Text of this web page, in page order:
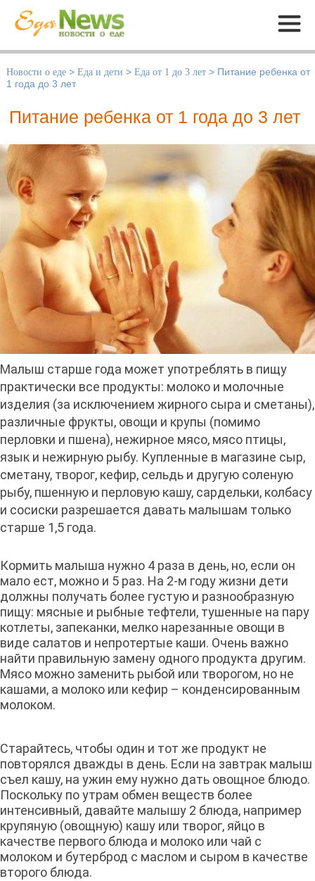
Меню
Новости о еде > Еда и дети > Еда от 1 до 3 лет > Питание ребенка от
1 года до 3 лет
Питание ребенка от 1 года до 3 лет
Малыш старше года может употреблять в пищу
практически все продукты: молоко и молочные
изделия (за исключением жирного сыра и сметаны),
различные фрукты, овощи и крупы (помимо
перловки и пшена), нежирное мясо, мясо птицы,
язык и нежирную рыбу. Купленные в магазине сыр,
сметану, творог, кефир, сельдь и другую соленую
рыбу, пшенную и перловую кашу, сардельки, колбасу
и сосиски разрешается давать малышам только
старше 1,5 года.
Кормить малыша нужно 4 раза в день, но, если он
мало ест, можно и 5 раз. На 2-м году жизни дети
должны получать более густую и разнообразную
пищу: мясные и рыбные тефтели, тушенные на пару
котлеты, запеканки, мелко нарезанные овощи в
виде салатов и непротертые каши. Очень важно
найти правильную замену одного продукта другим.
Мясо можно заменить рыбой или творогом, но не
кашами, а молоко или кефир – конденсированным
молоком.
Старайтесь, чтобы один и тот же продукт не
повторялся дважды в день. Если на завтрак малыш
съел кашу, на ужин ему нужно дать овощное блюдо.
Поскольку по утрам обмен веществ более
интенсивный, давайте малышу 2 блюда, например
крупяную (овощную) кашу или творог, яйцо в
качестве первого блюда и молоко или чай с
молоком и бутерброд с маслом и сыром в качестве
второго блюда.